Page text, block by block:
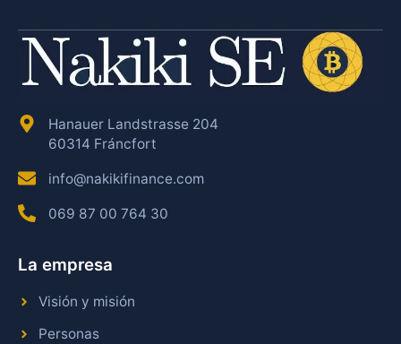
Hanauer Landstrasse 204
60314 Fráncfort
info@nakikifinance.com
069 87 00 764 30
La empresa
Visión y misión
Personas